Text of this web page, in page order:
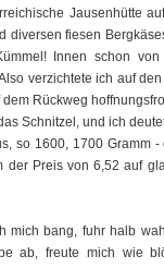
Jausenhütte
diversen fiesen
Innen schon von
verzichtete ich auf
Rückweg
Schnitzel, und ich
so 1600, 1700 Gramm -
der Preis von 6,52 auf
mich bang, fuhr halb
ab, freute mich wie